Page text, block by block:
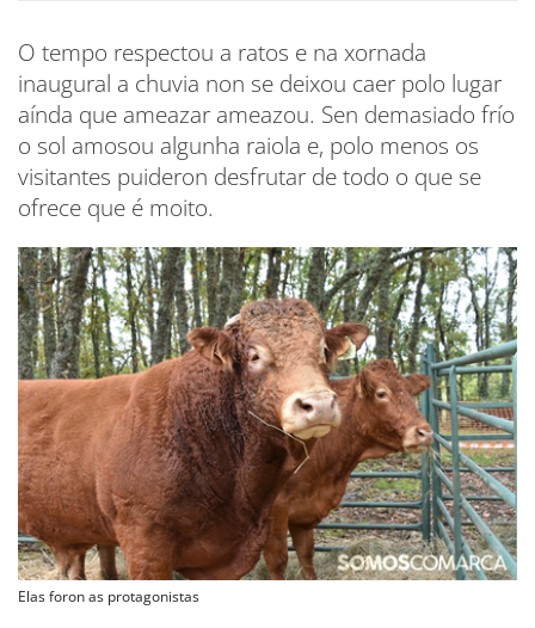
O tempo respectou a ratos e na xornada
inaugural a chuvia non se deixou caer polo lugar
aínda que ameazar ameazou. Sen demasiado frío
o sol amosou algunha raiola e, polo menos os
visitantes puideron desfrutar de todo o que se
ofrece que é moito.
Elas foron as protagonistas